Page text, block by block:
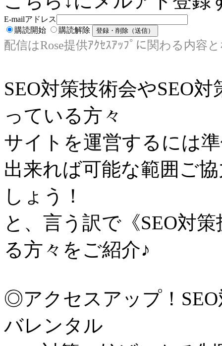
E-mailアドレス
購読開始
購読解除
配信はRose提供ｱｸｾｽｱｯﾌﾟに関わる内容
SEO対策技術会やSEO
っている方々
サイトを運営するには
出来れば可能な範囲ご
しょう！
と、言う訳で《SEO対
る方々をご紹介♪
◎アクセスアップ！
バレンタル